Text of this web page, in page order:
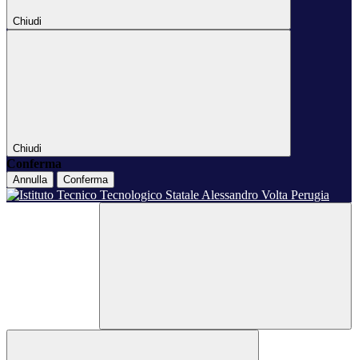
Chiudi
Chiudi
Conferma
Annulla Conferma